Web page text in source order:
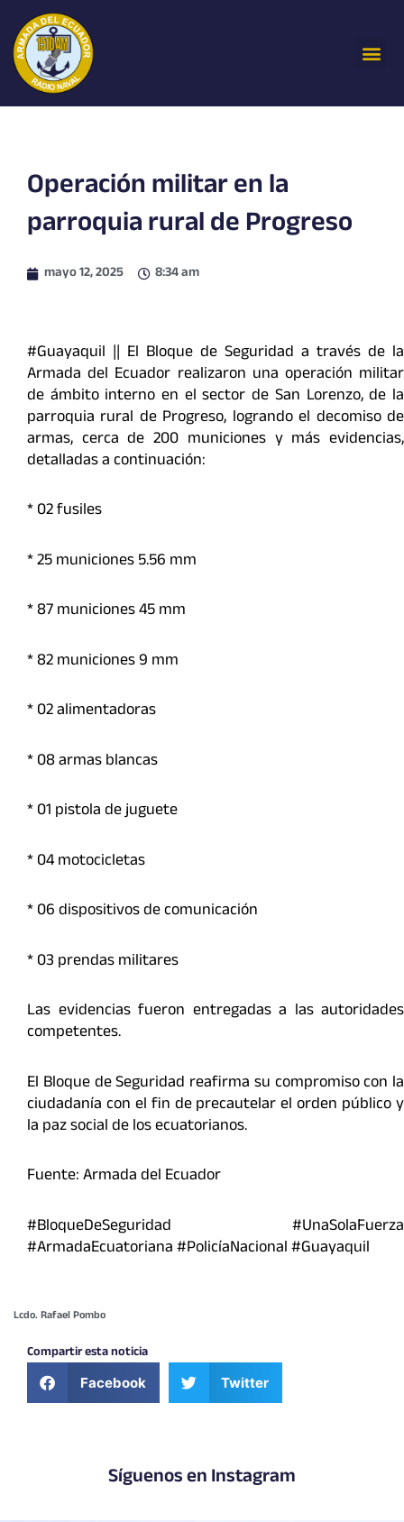
contenido
Operación militar en la
parroquia rural de Progreso
mayo 12, 2025 8:34 am
#Guayaquil || El Bloque de Seguridad a través de la
Armada del Ecuador realizaron una operación militar
de ámbito interno en el sector de San Lorenzo, de la
parroquia rural de Progreso, logrando el decomiso de
armas, cerca de 200 municiones y más evidencias,
detalladas a continuación:
* 02 fusiles
* ⁠25 municiones 5.56 mm
* ⁠87 municiones 45 mm
* ⁠82 municiones 9 mm
* ⁠02 alimentadoras
* ⁠08 armas blancas
* ⁠01 pistola de juguete
* ⁠04 motocicletas
* ⁠06 dispositivos de comunicación
* ⁠03 prendas militares
Las evidencias fueron entregadas a las autoridades
competentes.
El Bloque de Seguridad reafirma su compromiso con la
ciudadanía con el fin de precautelar el orden público y
la paz social de los ecuatorianos.
Fuente: Armada del Ecuador
#BloqueDeSeguridad #UnaSolaFuerza
#ArmadaEcuatoriana #PolicíaNacional #Guayaquil
Lcdo. Rafael Pombo
Compartir esta noticia
Facebook Twitter
Síguenos en Instagram